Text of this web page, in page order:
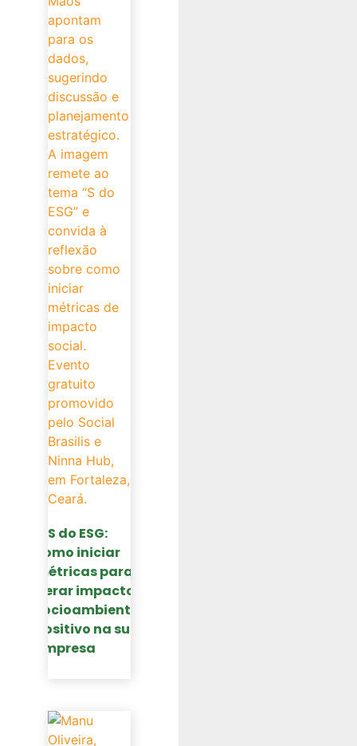
O S do ESG:
como iniciar
métricas para
gerar impacto
socioambiental
positivo na sua
empresa